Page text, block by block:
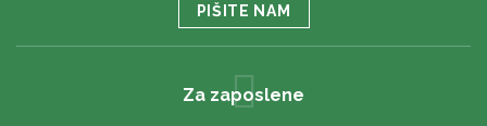
PIŠITE NAM
Za zaposlene